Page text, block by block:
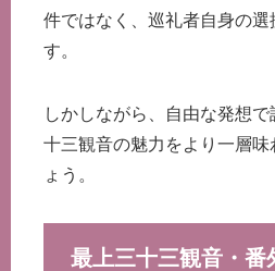
件ではなく、巡礼者自身の選
す。
しかしながら、自由な発想
十三観音の魅力をより一層
ょう。
最上三十三観音・番